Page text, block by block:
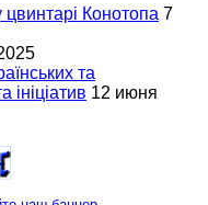
цвинтарі Конотопа 7
та
ініціатив 12 июня